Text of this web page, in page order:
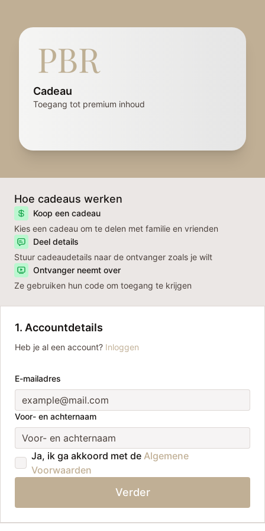
1. Accountdetails
Heb je al een account? Inloggen
E-mailadres
Voor- en achternaam
Ja, ik ga akkoord met de Algemene
Voorwaarden
Verder
Cadeau
Toegang tot premium inhoud
Hoe cadeaus werken
Koop een cadeau
Kies een cadeau om te delen met familie en vrienden
Deel details
Stuur cadeaudetails naar de ontvanger zoals je wilt
Ontvanger neemt over
Ze gebruiken hun code om toegang te krijgen